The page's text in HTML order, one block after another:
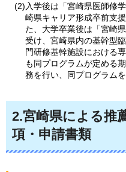
(2)入学後は「宮崎県医師修
崎県キャリア形成卒前支
た、大学卒業後は「宮崎
受け、宮崎県内の基幹型
門研修基幹施設における
も同プログラムが定める
務を行い、同プログラム
2.宮崎県による推
項・申請書類